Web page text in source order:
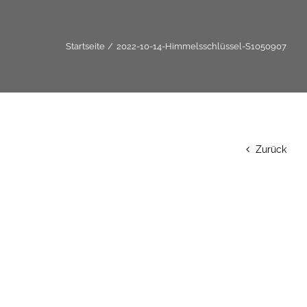
Startseite 2022-10-14-Himmelsschlüssel-S1050907
Zurück